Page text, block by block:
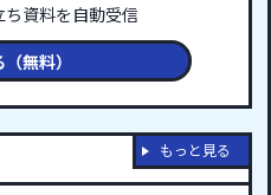
資料を自動受信
無料）
もっと見る